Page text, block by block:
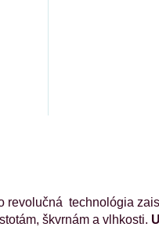
revolučná technológia
škvrnám a vlhkosti.